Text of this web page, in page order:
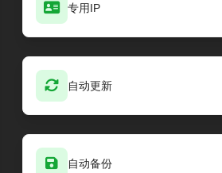
专用IP
自动更新
自动备份